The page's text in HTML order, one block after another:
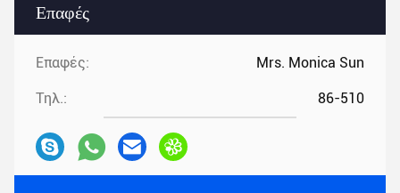
Επαφές
Επαφές: Mrs. Monica Sun
Τηλ.: 86-510